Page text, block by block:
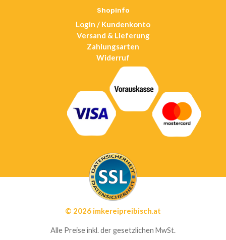
tab
Shopinfo
Login / Kundenkonto
Versand & Lieferung
Zahlungsarten
Widerruf
© 2026 imkereipreibisch.at
Alle Preise inkl. der gesetzlichen MwSt.